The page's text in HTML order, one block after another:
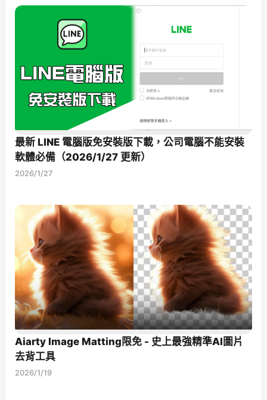
最新 LINE 電腦版免安裝版下載，公司電腦不能安裝
軟體必備（2026/1/27 更新）
2026/1/27
Aiarty Image Matting限免 - 史上最強精準AI圖片
去背工具
2026/1/19